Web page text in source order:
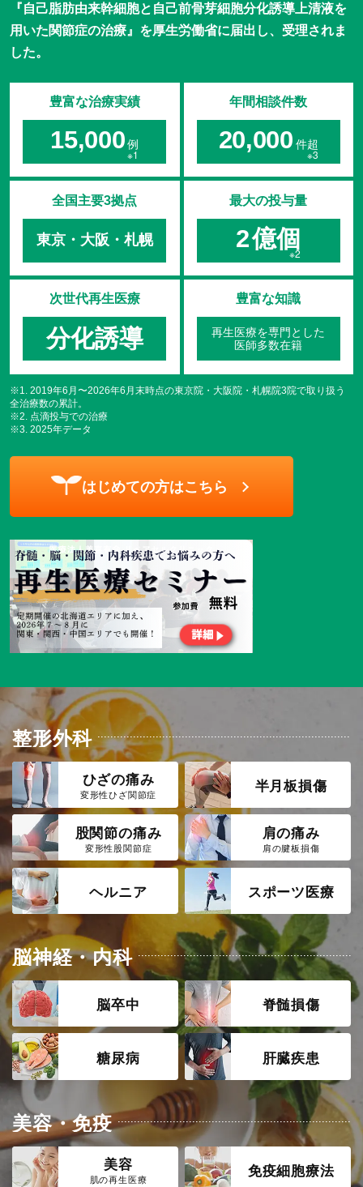
『自己脂肪由来幹細胞と自己前骨芽細胞分化誘導上清液を
用いた関節症の治療』を厚生労働省に届出し、受理されま
した。
豊富な治療実績
15,000 例
年間相談件数
20,000 件超
全国主要3拠点
東京・大阪・札幌
最大の投与量
2億個
次世代再生医療
分化誘導
豊富な知識
再生医療を専門とした
医師多数在籍
※1. 2019年6月〜2026年6月末時点の東京院・大阪院・札幌院3院で取り扱う
全治療数の累計。
※2. 点滴投与での治療
※3. 2025年データ
はじめての方はこちら
整形外科
ひざの痛み
変形性ひざ関節症 半月板損傷
股関節の痛み
変形性股関節症
肩の痛み
肩の腱板損傷
ヘルニア スポーツ医療
脳神経・内科
脳卒中 脊髄損傷
糖尿病 肝臓疾患
美容・免疫
美容
肌の再生医療 免疫細胞療法